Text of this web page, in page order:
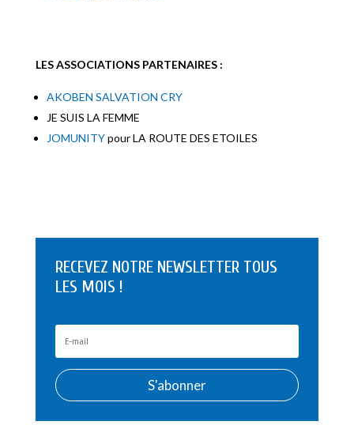
LES ASSOCIATIONS PARTENAIRES :
AKOBEN SALVATION CRY
JE SUIS LA FEMME
JOMUNITYpour LA ROUTE DES ETOILES
RECEVEZ NOTRE NEWSLETTER TOUS
LES MOIS !
S'abonner